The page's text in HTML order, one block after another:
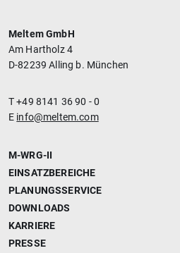
Meltem GmbH
Am Hartholz 4
D-82239 Alling b. München
T +49 8141 36 90 - 0
E info@meltem.com
M-WRG-II
EINSATZBEREICHE
PLANUNGSSERVICE
DOWNLOADS
KARRIERE
PRESSE